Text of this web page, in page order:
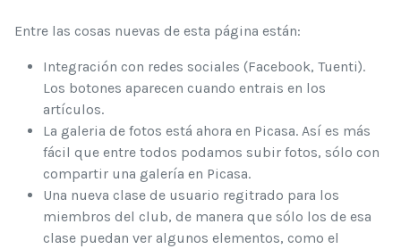
Entre las cosas nuevas de esta página están:
Integración con redes sociales (Facebook, Tuenti).
Los botones aparecen cuando entrais en los
artículos.
La galeria de fotos está ahora en Picasa. Así es más
fácil que entre todos podamos subir fotos, sólo con
compartir una galería en Picasa.
Una nueva clase de usuario regitrado para los
miembros del club, de manera que sólo los de esa
clase puedan ver algunos elementos, como el